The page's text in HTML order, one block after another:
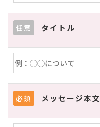
任意 タイトル
必須 メッセージ本文